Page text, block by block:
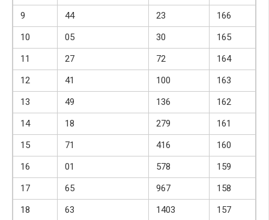
9
44 23
166
10
05 30
165
11
27 72
164
12
41 100
163
13
49 136
162
14
18 279
161
15
71 416
160
16
01 578
159
17
65 967
158
18
63 1403
157